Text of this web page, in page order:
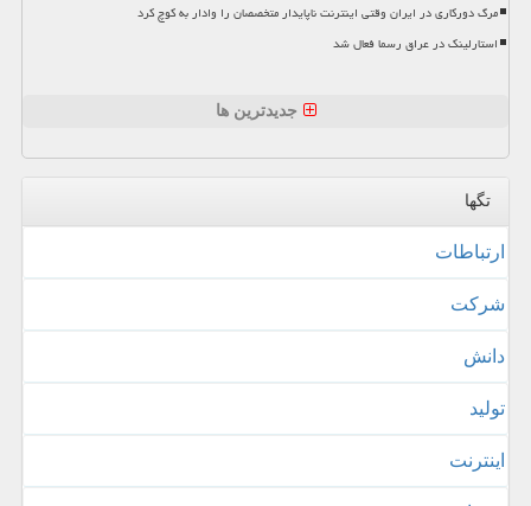
مرگ دورکاری در ایران وقتی اینترنت ناپایدار متخصصان را وادار به کوچ کرد
استارلینک در عراق رسما فعال شد
جدیدترین ها
تگها
ارتباطات
شركت
دانش
تولید
اینترنت